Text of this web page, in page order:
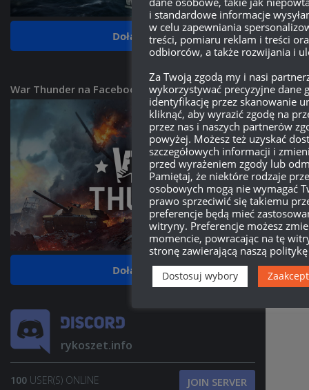
Dołącz do grupy
War Thunder na Facebooku
Dołącz do grupy
rykoszet.info
100 USER(S) ONLINE JOIN SERVER
i standardowe informacje
w celu zapewniania
treści, pomiaru reklam i treści
odbiorców, a także rozwijania i
Za Twoją zgodą my i nasi
wykorzystywać precyzyjne dane
identyfikację przez skanowanie
kliknąć, aby wyrazić zgodę na
przez nas i naszych partnerów
powyżej. Możesz też uzyskać
szczegółowych informacji i
przed wyrażeniem zgody lub
Pamiętaj, że niektóre rodzaje
osobowych mogą nie wymagać
prawo sprzeciwić się takiemu
preferencje będą mieć
witryny. Preferencje możesz
momencie, powracając na tę
stronę zawierającą naszą
Dostosuj wybory